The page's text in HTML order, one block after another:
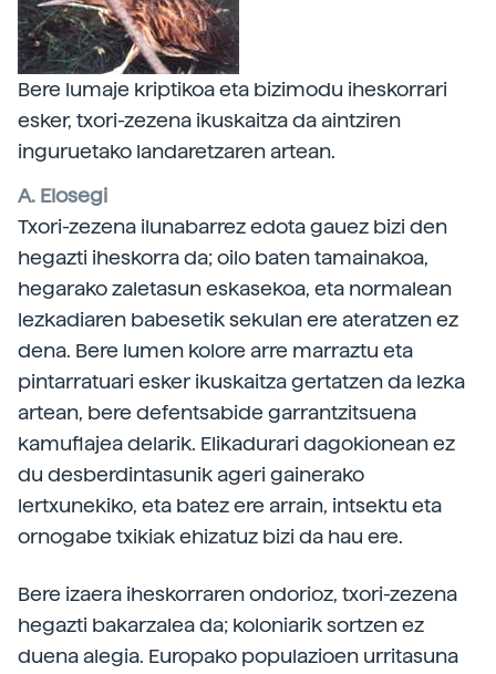
Bere lumaje kriptikoa eta bizimodu iheskorrari
esker, txori-zezena ikuskaitza da aintziren
inguruetako landaretzaren artean.
A. Elosegi
Txori-zezena ilunabarrez edota gauez bizi den
hegazti iheskorra da; oilo baten tamainakoa,
hegarako zaletasun eskasekoa, eta normalean
lezkadiaren babesetik sekulan ere ateratzen ez
dena. Bere lumen kolore arre marraztu eta
pintarratuari esker ikuskaitza gertatzen da lezka
artean, bere defentsabide garrantzitsuena
kamuflajea delarik. Elikadurari dagokionean ez
du desberdintasunik ageri gainerako
lertxunekiko, eta batez ere arrain, intsektu eta
ornogabe txikiak ehizatuz bizi da hau ere.
Bere izaera iheskorraren ondorioz, txori-zezena
hegazti bakarzalea da; koloniarik sortzen ez
duena alegia. Europako populazioen urritasuna